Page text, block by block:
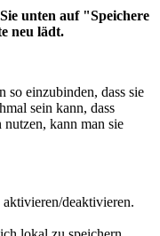
unten auf "Speichere
neu lädt.
so einzubinden, dass sie
sein kann, dass
kann man sie
deaktivieren.